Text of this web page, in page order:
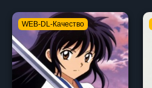
WEB-DL-Качество